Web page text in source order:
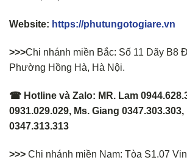
Website: https://phutungotogiare.vn
>>>Chi nhánh miền Bắc: Số 11 Dãy B8
Phường Hồng Hà, Hà Nội.
☎ Hotline và Zalo: MR. Lam
0931.029.029, Ms. Giang
0347.313.313
>>> Chi nhánh miền Nam: Tòa S1.07